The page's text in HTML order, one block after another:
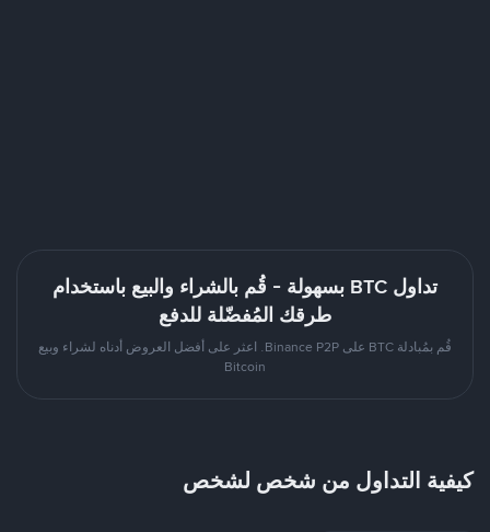
تداول BTC بسهولة - قُم بالشراء والبيع باستخدام
طرقك المُفضّلة للدفع
قُم بمُبادلة BTC على Binance P2P. اعثر على أفضل العروض أدناه لشراء وبيع
Bitcoin
كيفية التداول من شخص لشخص